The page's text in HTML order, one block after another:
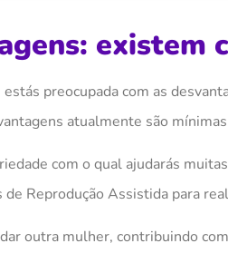
existem
estás preocupada com as
atualmente são
com o qual ajudarás
Reprodução Assistida para
outra mulher, contribuindo